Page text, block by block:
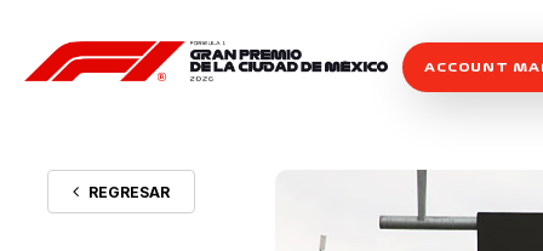
ACCOUNT
REGRESAR